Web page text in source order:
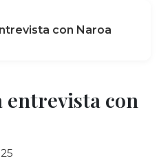
con Naroa
entrevista con